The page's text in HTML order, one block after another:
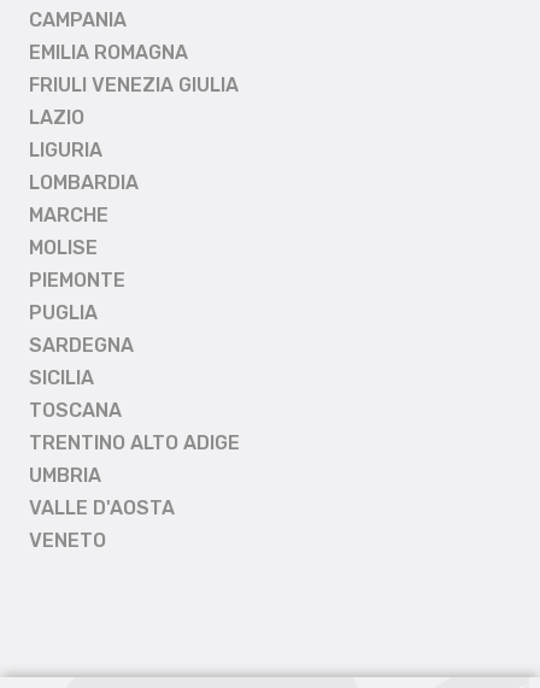
CAMPANIA
EMILIA ROMAGNA
FRIULI VENEZIA GIULIA
LAZIO
LIGURIA
LOMBARDIA
MARCHE
MOLISE
PIEMONTE
PUGLIA
SARDEGNA
SICILIA
TOSCANA
TRENTINO ALTO ADIGE
UMBRIA
VALLE D'AOSTA
VENETO